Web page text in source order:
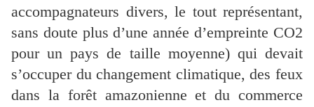
accompagnateurs divers, le tout représentant,
sans doute plus d’une année d’empreinte CO2
pour un pays de taille moyenne) qui devait
s’occuper du changement climatique, des feux
dans la forêt amazonienne et du commerce